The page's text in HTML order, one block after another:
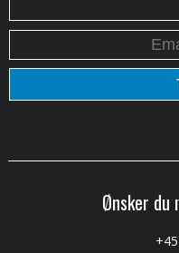
Ønsker du